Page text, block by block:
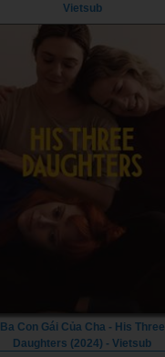
Vietsub
Ba Con Gái Của Cha - His Three
Daughters (2024) - Vietsub